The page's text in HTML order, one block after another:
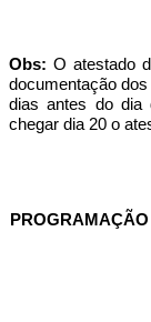
Obs: O atestado
documentação
dias antes do dia
chegar dia 20 o